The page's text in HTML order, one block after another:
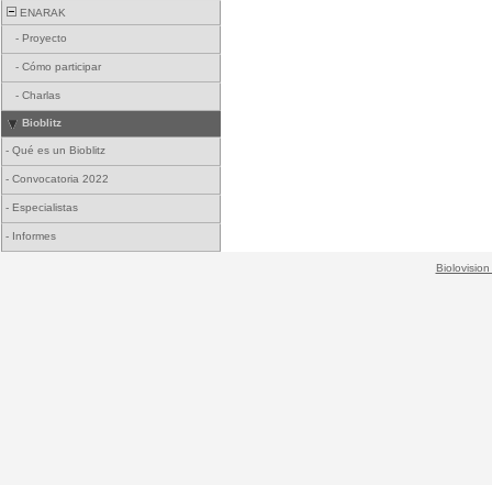
ENARAK
- Proyecto
- Cómo participar
- Charlas
Bioblitz
- Qué es un Bioblitz
- Convocatoria 2022
- Especialistas
- Informes
Biolovision